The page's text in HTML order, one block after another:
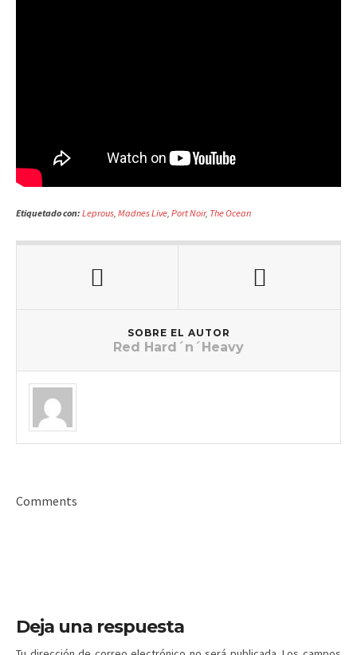
Etiquetado con: Leprous, Madnes Live, Port Noir, The Ocean
SOBRE EL AUTOR
Red Hard´n´Heavy
Comments
Deja una respuesta